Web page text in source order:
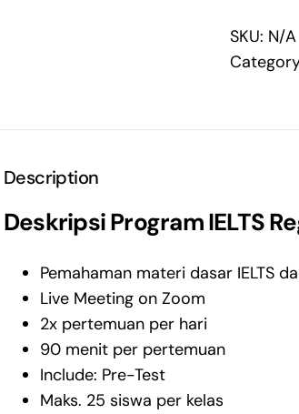
SKU: N/A
Description
Deskripsi Program IELTS
Pemahaman materi dasar IELTS
Live Meeting on Zoom
2x pertemuan per hari
90 menit per pertemuan
Include: Pre-Test
Maks. 25 siswa per kelas